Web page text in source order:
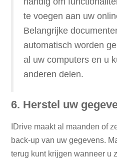
te voegen aan uw
Belangrijke
automatisch worden
al uw computers en u
anderen delen.
6. Herstel uw
IDrive maakt al maanden of
back-up van uw gegevens.
terug kunt krijgen wanneer u